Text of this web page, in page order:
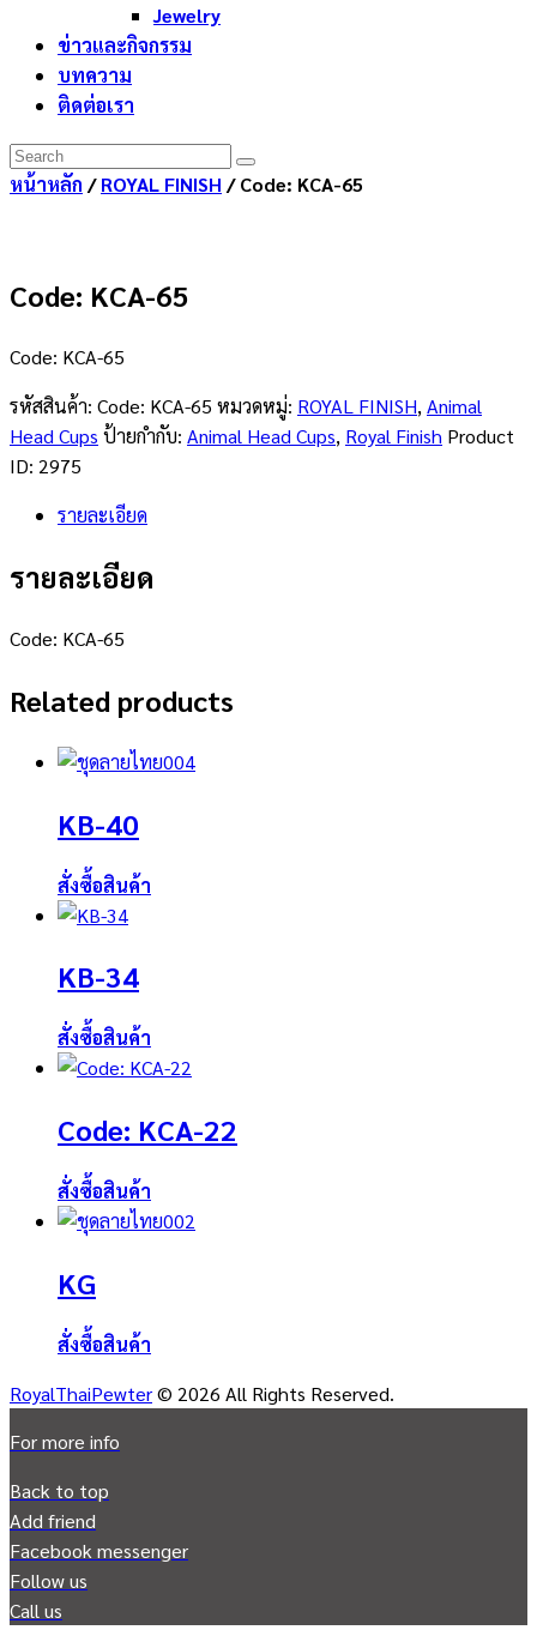
Jewelry
ข่าวและกิจกรรม
บทความ
ติดต่อเรา
หน้าหลัก /ROYAL FINISH / Code: KCA-65
Code: KCA-65
Code: KCA-65
รหัสสินค้า: Code: KCA-65 หมวดหมู่: ROYAL FINISH, Animal
Head Cups ป้ายกำกับ: Animal Head Cups, Royal Finish Product
ID: 2975
รายละเอียด
รายละเอียด
Code: KCA-65
Related products
KB-40
สั่งซื้อสินค้า
KB-34
สั่งซื้อสินค้า
Code: KCA-22
สั่งซื้อสินค้า
KG
สั่งซื้อสินค้า
RoyalThaiPewter© 2026 All Rights Reserved.
For more info
Back to top
Add friend
Facebook messenger
Follow us
Call us